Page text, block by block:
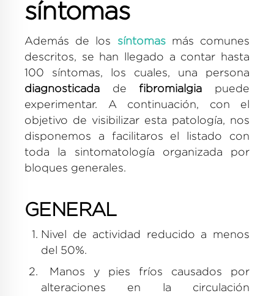
síntomas
Además de los síntomas más comunes
descritos, se han llegado a contar hasta
100 síntomas, los cuales, una persona
diagnosticada defibromialgia puede
experimentar. A continuación, con el
objetivo de visibilizar esta patología, nos
disponemos a facilitaros el listado con
toda la sintomatología organizada por
bloques generales.
GENERAL
Nivel de actividad reducido a menos
del 50%.
Manos y pies fríos causados por
alteraciones en la circulación